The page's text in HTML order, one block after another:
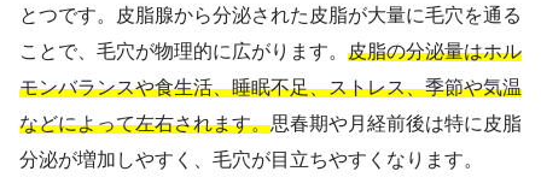
とつです。皮脂腺から分泌された皮脂が大量に毛穴を通る
ことで、毛穴が物理的に広がります。 皮脂の分泌量はホル
モンバランスや食生活、睡眠不足、ストレス、季節や気温
などによって左右されます。思春期や月経前後は特に皮脂
分泌が増加しやすく、毛穴が目立ちやすくなります。